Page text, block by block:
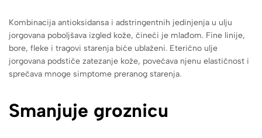
Kombinacija antioksidansa i adstringentnih jedinjenja u ulju
jorgovana poboljšava izgled kože, čineći je mlađom. Fine linije,
bore, fleke i tragovi starenja biće ublaženi. Eterično ulje
jorgovana podstiče zatezanje kože, povećava njenu elastičnost i
sprečava mnoge simptome preranog starenja.
Smanjuje groznicu